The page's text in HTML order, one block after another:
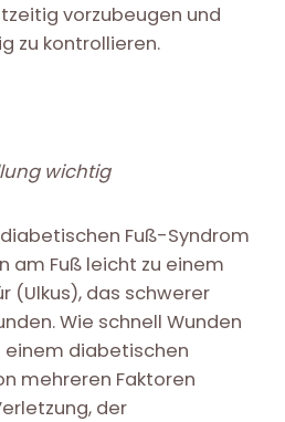
vorzubeugen und
zu kontrollieren.
wichtig
Fuß-Syndrom
am Fuß leicht zu einem
(Ulkus), das schwerer
Wie schnell Wunden
einem diabetischen
mehreren Faktoren
der